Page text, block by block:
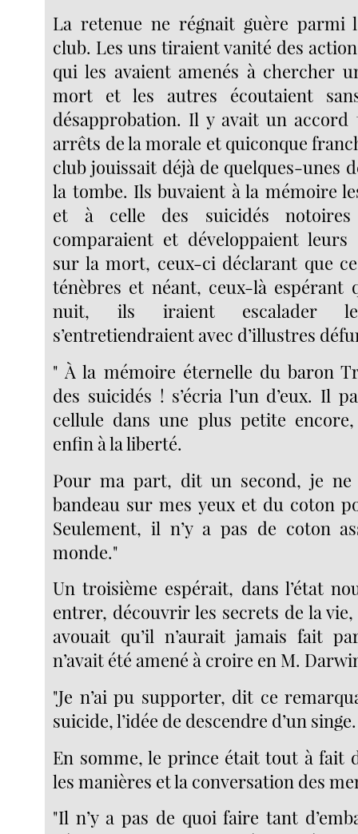
La retenue ne régnait guère parmi
club. Les uns tiraient vanité des
qui les avaient amenés à chercher
mort et les autres écoutaient
désapprobation. Il y avait un accord
arrêts de la morale et quiconque
club jouissait déjà de quelques-unes
la tombe. Ils buvaient à la mémoire
et à celle des suicidés
comparaient et développaient leurs
sur la mort, ceux-ci déclarant que
ténèbres et néant, ceux-là espérant
nuit, ils iraient escalader
s’entretiendraient avec d’illustres
" À la mémoire éternelle du baron
des suicidés ! s’écria l’un d’eux. Il
cellule dans une plus petite
enfin à la liberté.
Pour ma part, dit un second, je ne
bandeau sur mes yeux et du coton
Seulement, il n’y a pas de coton
monde."
Un troisième espérait, dans l’état
entrer, découvrir les secrets de la
avouait qu’il n’aurait jamais fait
n’avait été amené à croire en M.
"Je n’ai pu supporter, dit ce
suicide, l’idée de descendre d’un
En somme, le prince était tout à fait
les manières et la conversation des
"Il n’y a pas de quoi faire tant